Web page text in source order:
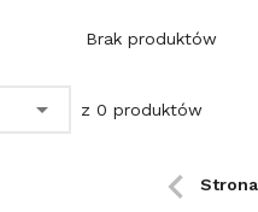
Brak produktów
z 0 produktów
Strona